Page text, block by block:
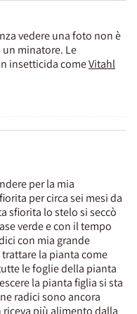
vedere una foto non è
minatore. Le
insetticida comeVitahl
per la mia
per circa sei mesi da
sfiorita lo stelo si seccò
verde e con il tempo
con mia grande
la pianta come
le foglie della pianta
la pianta figlia si sta
radici sono ancora